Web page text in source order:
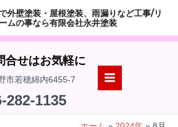
外壁塗装・屋根塗装、雨漏りなど工事/リ
ムの事なら有限会社永井塗装
合せはお気軽に
市若穂綿内6455-7
1135
MAIN